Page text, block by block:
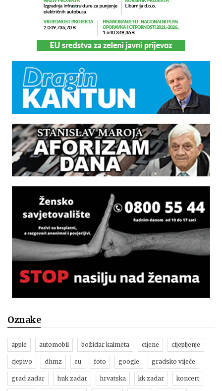
Oznake
apple automobil božidar kalmeta cijene cijepljenje
cjepivo dhmz eu foto google gradsko vijeće
grad zadar hnk zadar hrvatska kk zadar koncert